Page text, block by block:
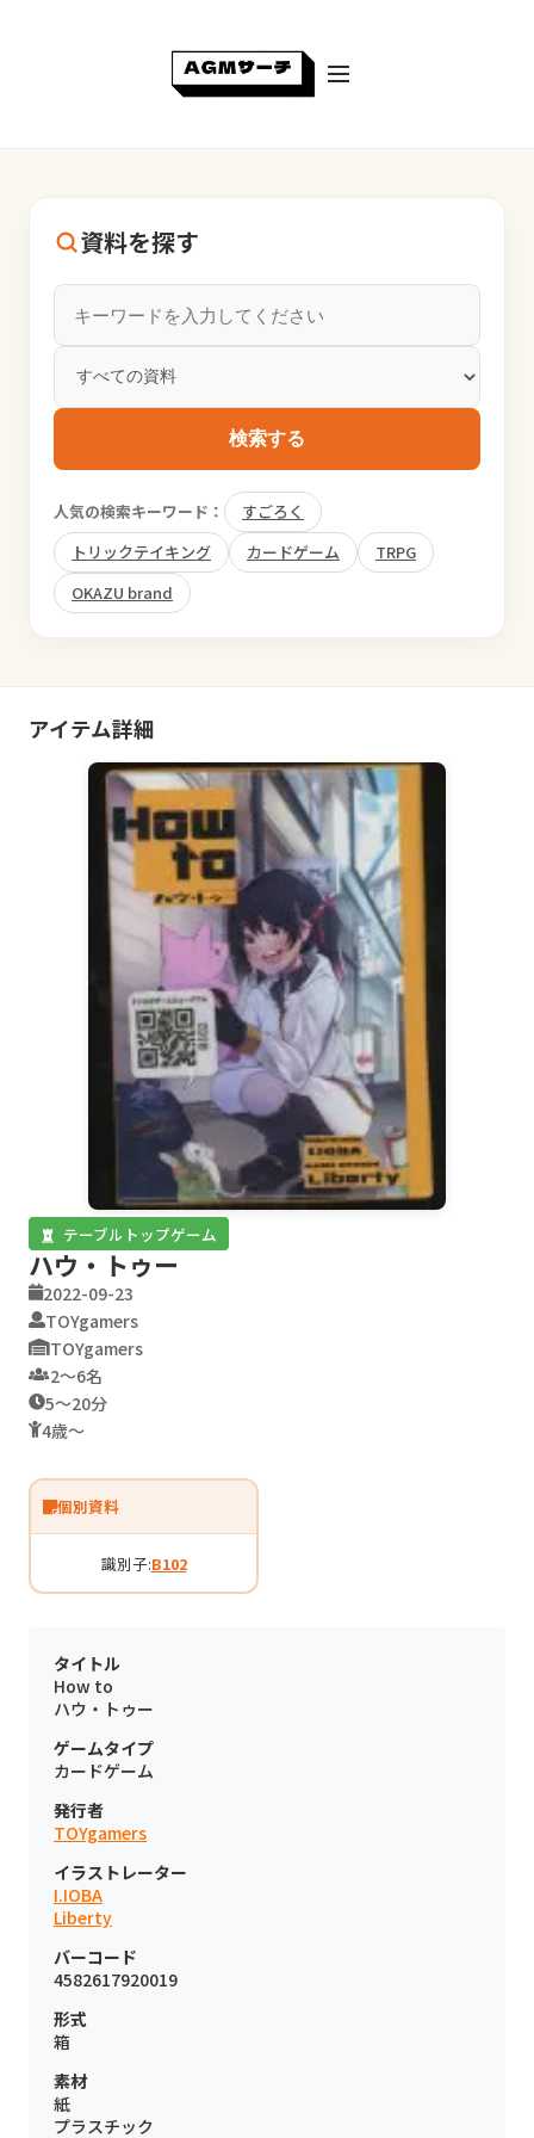
資料を探す
検索する
人気の検索キーワード：
すごろく
トリックテイキング
カードゲーム
TRPG
OKAZU brand
アイテム詳細
テーブルトップゲーム
ハウ・トゥー
2022-09-23
TOYgamers
TOYgamers
2〜6名
5〜20分
4歳〜
個別資料
識別子:B102
タイトル
How to
ハウ・トゥー
ゲームタイプ
カードゲーム
発行者
TOYgamers
イラストレーター
I.IOBA
Liberty
バーコード
4582617920019
形式
箱
素材
紙
プラスチック